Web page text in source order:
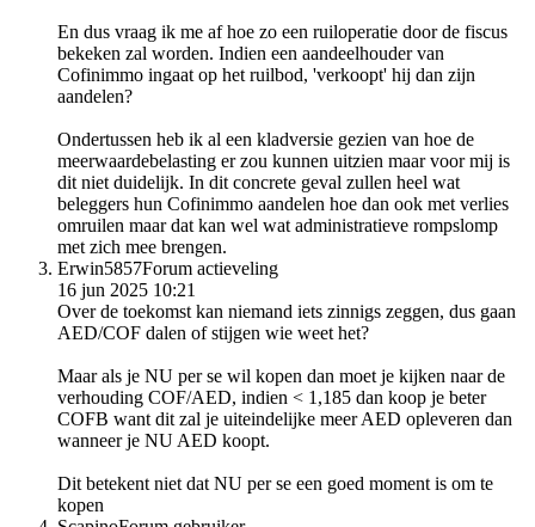
En dus vraag ik me af hoe zo een ruiloperatie door de fiscus
bekeken zal worden. Indien een aandeelhouder van
Cofinimmo ingaat op het ruilbod, 'verkoopt' hij dan zijn
aandelen?
Ondertussen heb ik al een kladversie gezien van hoe de
meerwaardebelasting er zou kunnen uitzien maar voor mij is
dit niet duidelijk. In dit concrete geval zullen heel wat
beleggers hun Cofinimmo aandelen hoe dan ook met verlies
omruilen maar dat kan wel wat administratieve rompslomp
met zich mee brengen.
Erwin5857Forum actieveling
16 jun 2025 10:21
Over de toekomst kan niemand iets zinnigs zeggen, dus gaan
AED/COF dalen of stijgen wie weet het?
Maar als je NU per se wil kopen dan moet je kijken naar de
verhouding COF/AED, indien < 1,185 dan koop je beter
COFB want dit zal je uiteindelijke meer AED opleveren dan
wanneer je NU AED koopt.
Dit betekent niet dat NU per se een goed moment is om te
kopen